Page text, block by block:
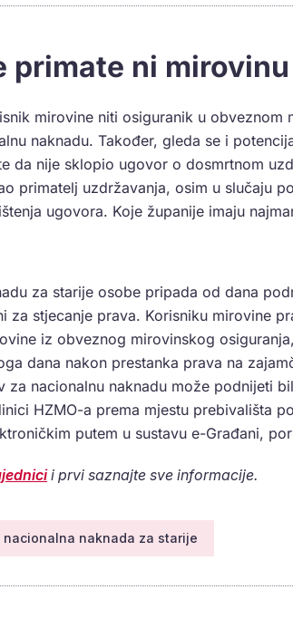
primate ni
mirovine niti osiguranik u obveznom
naknadu. Također, gleda se i
da nije sklopio ugovor o dosmrtnom
primatelj uzdržavanja, osim u slučaju
ugovora. Koje županije imaju
za starije osobe pripada od dana
za stjecanje prava. Korisniku mirovine
iz obveznog mirovinskog
dana nakon prestanka prava na
za nacionalnu naknadu može podnijeti
HZMO-a prema mjestu prebivališta
putem u sustavu e-Građani,
i prvi saznajte sve informacije.
nacionalna naknada za starije